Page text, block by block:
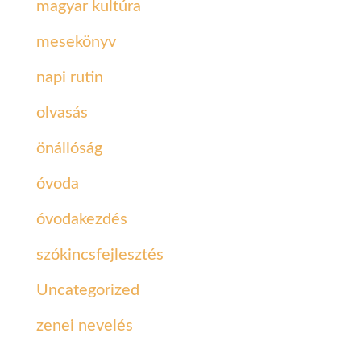
magyar kultúra
mesekönyv
napi rutin
olvasás
önállóság
óvoda
óvodakezdés
szókincsfejlesztés
Uncategorized
zenei nevelés